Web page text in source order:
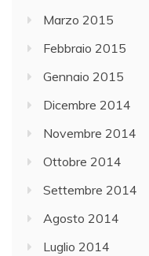
Marzo 2015
Febbraio 2015
Gennaio 2015
Dicembre 2014
Novembre 2014
Ottobre 2014
Settembre 2014
Agosto 2014
Luglio 2014